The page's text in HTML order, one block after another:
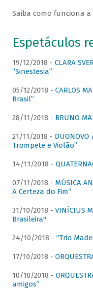
Saiba como funciona a
Espetáculos
19/12/2018 - CLARA
“Sinestesia”
05/12/2018 - CARLOS
Brasil”
28/11/2018 - BRUNO
21/11/2018 -
Trompete e Violão”
14/11/2018 -
07/11/2018 - MÚSICA
A Certeza do Fim”
31/10/2018 - VINÍCIUS
Brasileira"
24/10/2018 - “Trio
17/10/2018 -
10/10/2018 -
amigos”